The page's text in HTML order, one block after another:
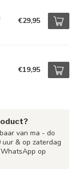
€29,95
€19,95
van ma - do
& op zaterdag
op